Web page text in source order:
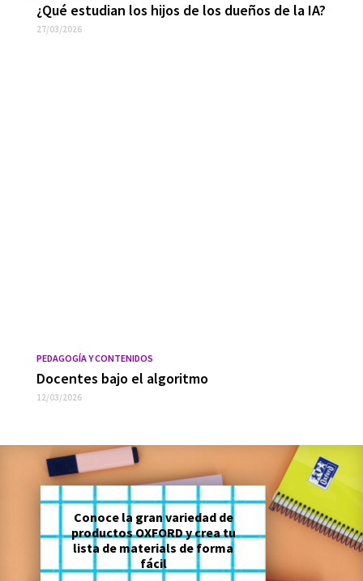
¿Qué estudian los hijos de los dueños de la IA?
27/03/2026
PEDAGOGÍA Y CONTENIDOS
Docentes bajo el algoritmo
12/03/2026
Conoce la gran variedad de
productos OXFORD y crea tu
lista de materials de forma
fácil